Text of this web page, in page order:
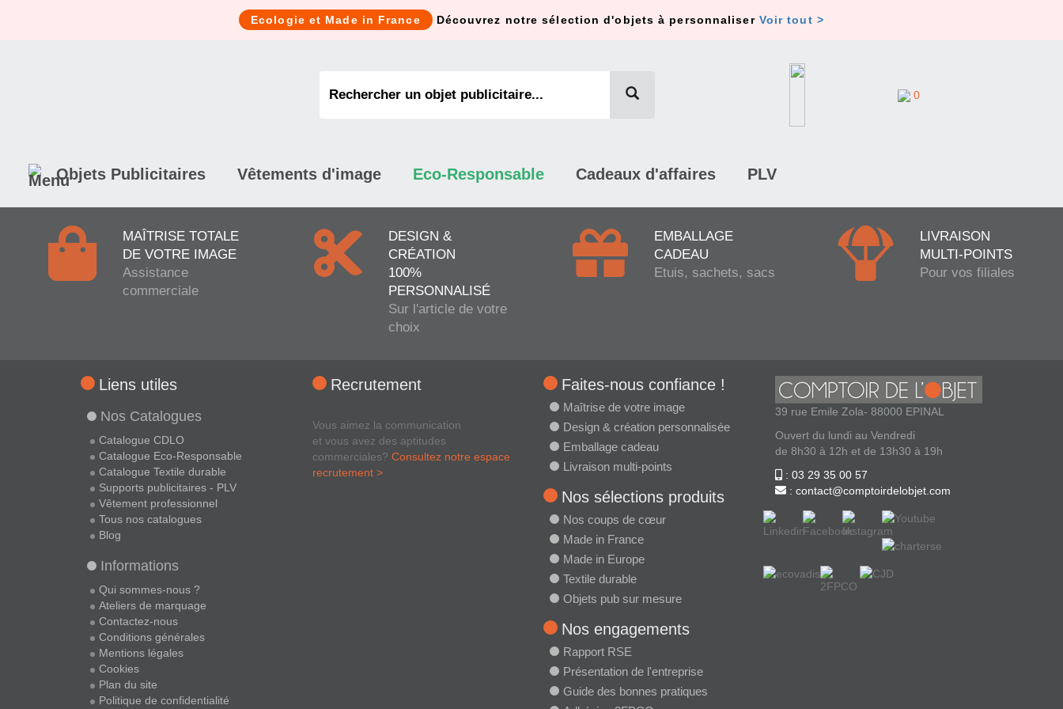
Ecologie et Made in France Découvrez notre sélection d'objets à personnaliser Voir tout >
0
Objets Publicitaires Vêtements d'image Eco-Responsable Cadeaux d'affaires PLV
MAÎTRISE TOTALE
DE VOTRE IMAGE
Assistance
commerciale
DESIGN &
CRÉATION
100%
PERSONNALISÉ
Sur l'article de votre
choix
EMBALLAGE
CADEAU
Etuis, sachets, sacs
LIVRAISON
MULTI-POINTS
Pour vos filiales
Liens utiles
Nos Catalogues
Catalogue CDLO
Catalogue Eco-Responsable
Catalogue Textile durable
Supports publicitaires - PLV
Vêtement professionnel
Tous nos catalogues
Blog
Informations
Qui sommes-nous ?
Ateliers de marquage
Contactez-nous
Conditions générales
Mentions légales
Cookies
Plan du site
Politique de confidentialité
Recrutement
Vous aimez la communication
et vous avez des aptitudes
commerciales? Consultez notre espace
recrutement >
Faites-nous confiance !
Maîtrise de votre image
Design & création personnalisée
Emballage cadeau
Livraison multi-points
Nos sélections produits
Nos coups de cœur
Made in France
Made in Europe
Textile durable
Objets pub sur mesure
Nos engagements
Rapport RSE
Présentation de l'entreprise
Guide des bonnes pratiques
39 rue Emile Zola- 88000 EPINAL
Ouvert du lundi au Vendredi
de 8h30 à 12h et de 13h30 à 19h
: 03 29 35 00 57
: contact@comptoirdelobjet.com